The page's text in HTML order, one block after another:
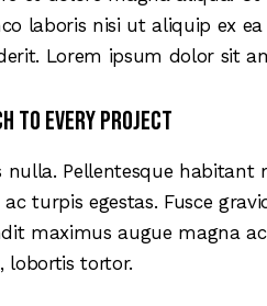
laboris nisi ut aliquip ex
Lorem ipsum dolor sit
to every project
nulla. Pellentesque
turpis egestas. Fusce
maximus augue magna
lobortis tortor.